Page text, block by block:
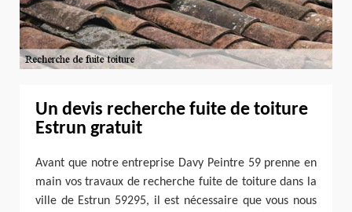
Un devis recherche fuite de toiture
Estrun gratuit
Avant que notre entreprise Davy Peintre 59 prenne en
main vos travaux de recherche fuite de toiture dans la
ville de Estrun 59295, il est nécessaire que vous nous